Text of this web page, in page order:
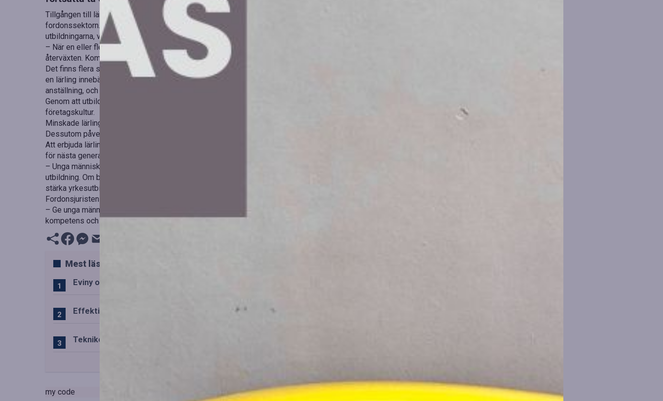
Tillgången till lärlingsplatser är avgörande för att unga ska vilja välja yrkesutbildningar inom
fordonssektorn. Om svårigheterna att få en lärlingsplats sprids, riskerar färre att söka sig till
utbildningarna, vilket kan försvåra kompetensförsörjningen.
– När en eller flera erfarna medarbetare plötsligt lämnar företaget är det för sent att börja tänka på
återväxten. Kompetens måste byggas upp i god tid, säger hon.
Det finns flera skäl att överväga lärlingsplatser även i ett utmanande ekonomiskt klimat. Att ta emot
en lärling innebär inte nödvändigtvis en stor ekonomisk belastning. En lärlingsplats är inte en fast
anställning, och företaget är inte skyldigt att erbjuda långsiktig anställning efter utbildningen.
Genom att utbilda egna lärlingar kan företaget forma kompetensen efter sina kvalitetskrav och
företagskultur.
Minskade lärlingsplatser leder till färre sökande och hotar branschens kompetensförsörjning.
Dessutom påverkar bristen på lärlingsplatser branschens attraktivitet och framtida rekryteringar.
Att erbjuda lärlingsplatser är inte bara en fråga om företagens framtid utan ett gemensamt ansvar
för nästa generation yrkesutövare.
– Unga människor som valt en utbildning inom fordonsbranschen måste få möjlighet att fullfölja sin
utbildning. Om branschen inte tar det ansvaret, blir det också svårare att påverka myndigheter att
stärka yrkesutbildningarna och säkra tillgången på kvalificerad arbetskraft, säger hon.
Fordonsjuristen uppmanar därför bilverkstäder att fortsätta ta emot lärlingar.
– Ge unga människor en väg in i branschen. Samtidigt investerar ni i ert eget företags framtida
kompetens och konkurrenskraft, avslutar hon.
Mest lästa
Eviny och Statkraft förenar snabbladdningstjänster i Norden
Effektiv drift av trafiktekniska system i Sverige
Teknikens roll i den svenska spelupplevelsen
my code